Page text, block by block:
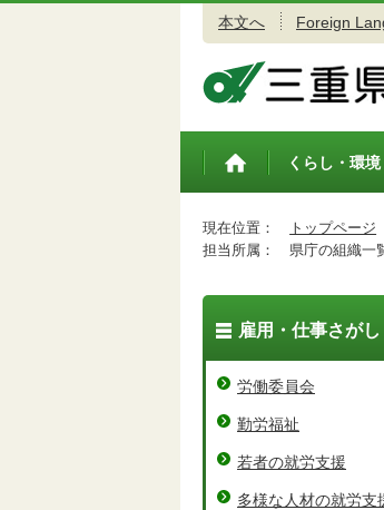
本文へ Foreign
トップペ
くらし・環境
現在位置： トップページ
担当所属：
県庁の組織
雇用・仕事さがし
労働委員会
勤労福祉
若者の就労支援
多様な人材の就労支